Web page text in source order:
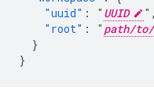
"uuid" : " UUID " ,
"root" : " path/
}
}